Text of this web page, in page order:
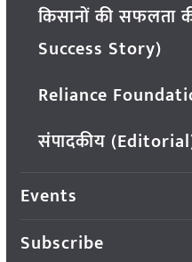
किसानों की सफलता
Success Story)
Reliance
संपादकीय
Events
Subscribe